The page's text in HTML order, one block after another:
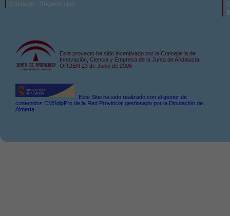
Contacto - Sugerencias
Este proyecto ha sido incentivado por la Consejaría de
Innovación, Ciencia y Empresa de la Junta de Andalucía
ORDEN 23 de Junio de 2008
Este Sitio ha sido realizado con el gestor de
contenidos CMSdipPro de la Red Provincial gestionado por la Diputación de
Almería